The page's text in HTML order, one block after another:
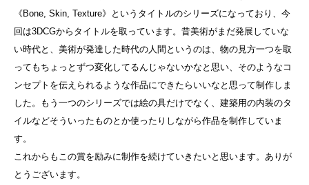
《Bone, Skin, Texture》というタイトルのシリーズになっており、今
回は3DCGからタイトルを取っています。昔美術がまだ発展していな
い時代と、美術が発達した時代の人間というのは、物の見方一つを取
ってもちょっとずつ変化してるんじゃないかなと思い、そのようなコ
ンセプトを伝えられるような作品にできたらいいなと思って制作しま
した。もう一つのシリーズでは絵の具だけでなく、建築用の内装のタ
イルなどそういったものとか使ったりしながら作品を制作していま
す。
これからもこの賞を励みに制作を続けていきたいと思います。ありが
とうございます。